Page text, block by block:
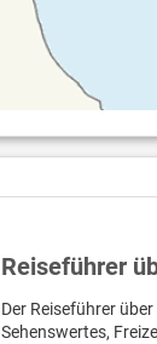
Reiseführer
Der Reiseführer
Sehenswertes,